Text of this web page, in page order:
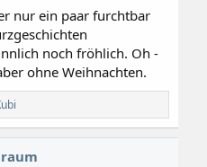
nur ein paar furchtbar
noch fröhlich. Oh -
ohne Weihnachten.